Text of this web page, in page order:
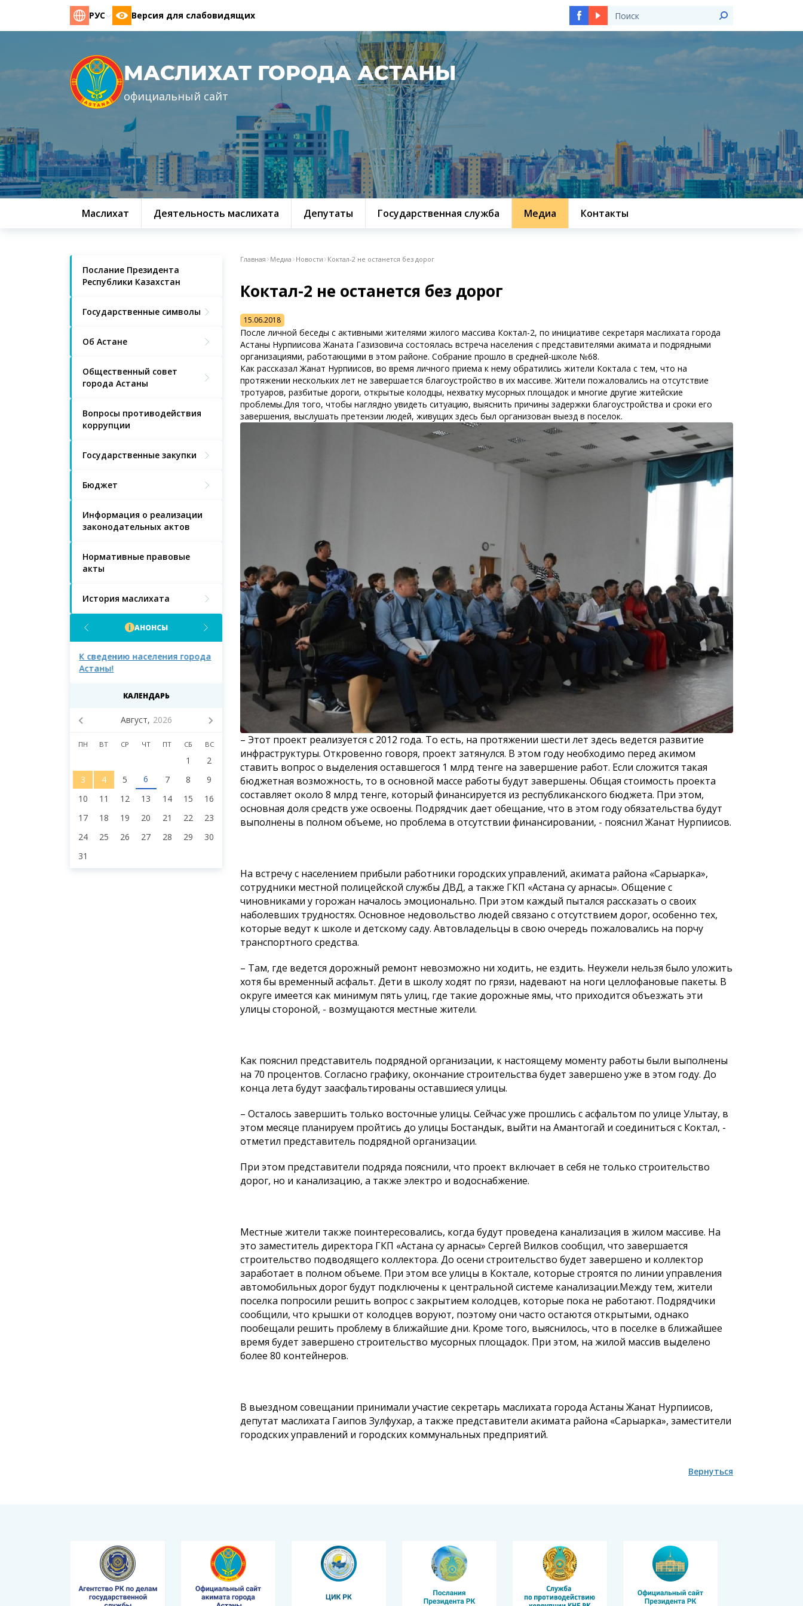
РУС Версия для слабовидящих
МАСЛИХАТ ГОРОДА АСТАНЫ
официальный сайт
Маслихат Деятельность маслихата Депутаты Государственная служба Медиа Контакты
Послание Президента
Республики Казахстан
Государственные символы
Об Астане
Общественный совет
города Астаны
Вопросы противодействия
коррупции
Государственные закупки
Бюджет
Информация о реализации
законодательных актов
Нормативные правовые
акты
История маслихата
АНОНСЫ
К сведению населения города
Астаны!
К сведению населения города
Астаны и депутатов
маслихата города Астаны
восьмого созыва!
Паспорт бюджетной
программы
К сведению населения
К сведению населения города
Астаны!
КАЛЕНДАРЬ
Август, 2026
ПН ВТ СР ЧТ ПТ СБ ВС
1
2
3
4 5 6 7 8
9
10
11 12 13 14 15
16
17
18 19 20 21 22
23
24
25 26 27 28 29
30
31
Главная Медиа Новости Коктал-2 не останется без дорог
Коктал-2 не останется без дорог
15.06.2018
После личной беседы с активными жителями жилого массива Коктал-2, по инициативе секретаря маслихата города
Астаны Нурпиисова Жаната Газизовича состоялась встреча населения с представителями акимата и подрядными
организациями, работающими в этом районе. Собрание прошло в средней-школе №68.
Как рассказал Жанат Нурпиисов, во время личного приема к нему обратились жители Коктала с тем, что на
протяжении нескольких лет не завершается благоустройство в их массиве. Жители пожаловались на отсутствие
тротуаров, разбитые дороги, открытые колодцы, нехватку мусорных площадок и многие другие житейские
проблемы.Для того, чтобы наглядно увидеть ситуацию, выяснить причины задержки благоустройства и сроки его
завершения, выслушать претензии людей, живущих здесь был организован выезд в поселок.
– Этот проект реализуется с 2012 года. То есть, на протяжении шести лет здесь ведется развитие
инфраструктуры. Откровенно говоря, проект затянулся. В этом году необходимо перед акимом
ставить вопрос о выделения оставшегося 1 млрд тенге на завершение работ. Если сложится такая
бюджетная возможность, то в основной массе работы будут завершены. Общая стоимость проекта
составляет около 8 млрд тенге, который финансируется из республиканского бюджета. При этом,
основная доля средств уже освоены. Подрядчик дает обещание, что в этом году обязательства будут
выполнены в полном объеме, но проблема в отсутствии финансировании, - пояснил Жанат Нурпиисов.
На встречу с населением прибыли работники городских управлений, акимата района «Сарыарка»,
сотрудники местной полицейской службы ДВД, а также ГКП «Астана су арнасы». Общение с
чиновниками у горожан началось эмоционально. При этом каждый пытался рассказать о своих
наболевших трудностях. Основное недовольство людей связано с отсутствием дорог, особенно тех,
которые ведут к школе и детскому саду. Автовладельцы в свою очередь пожаловались на порчу
транспортного средства.
– Там, где ведется дорожный ремонт невозможно ни ходить, не ездить. Неужели нельзя было уложить
хотя бы временный асфальт. Дети в школу ходят по грязи, надевают на ноги целлофановые пакеты. В
округе имеется как минимум пять улиц, где такие дорожные ямы, что приходится объезжать эти
улицы стороной, - возмущаются местные жители.
Как пояснил представитель подрядной организации, к настоящему моменту работы были выполнены
на 70 процентов. Согласно графику, окончание строительства будет завершено уже в этом году. До
конца лета будут заасфальтированы оставшиеся улицы.
– Осталось завершить только восточные улицы. Сейчас уже прошлись с асфальтом по улице Улытау, в
этом месяце планируем пройтись до улицы Бостандык, выйти на Амантогай и соединиться с Коктал, -
отметил представитель подрядной организации.
При этом представители подряда пояснили, что проект включает в себя не только строительство
дорог, но и канализацию, а также электро и водоснабжение.
Местные жители также поинтересовались, когда будут проведена канализация в жилом массиве. На
это заместитель директора ГКП «Астана су арнасы» Сергей Вилков сообщил, что завершается
строительство подводящего коллектора. До осени строительство будет завершено и коллектор
заработает в полном объеме. При этом все улицы в Коктале, которые строятся по линии управления
автомобильных дорог будут подключены к центральной системе канализации.Между тем, жители
поселка попросили решить вопрос с закрытием колодцев, которые пока не работают. Подрядчики
сообщили, что крышки от колодцев воруют, поэтому они часто остаются открытыми, однако
пообещали решить проблему в ближайшие дни. Кроме того, выяснилось, что в поселке в ближайшее
время будет завершено строительство мусорных площадок. При этом, на жилой массив выделено
более 80 контейнеров.
В выездном совещании принимали участие секретарь маслихата города Астаны Жанат Нурпиисов,
депутат маслихата Гаипов Зулфухар, а также представители акимата района «Сарыарка», заместители
городских управлений и городских коммунальных предприятий.
Вернуться